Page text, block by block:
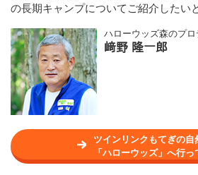
の長期キャンプについてご紹介したい
ハローウッズ森のプ
﨑野 隆一郎
ツインリンクもてぎの自
「ハローウッズ」へ行っ